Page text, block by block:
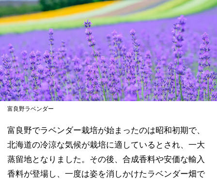
富良野ラベンダー
富良野でラベンダー栽培が始まったのは昭和初期で、
北海道の冷涼な気候が栽培に適しているとされ、一大
蒸留地となりました。その後、合成香料や安価な輸入
香料が登場し、一度は姿を消しかけたラベンダー畑で